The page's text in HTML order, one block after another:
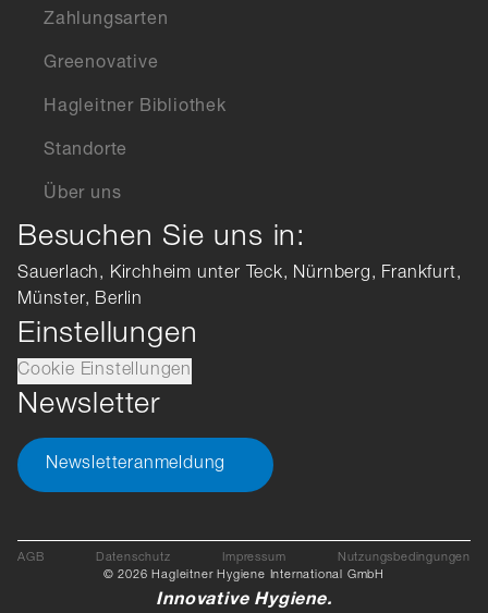
Zahlungsarten
Greenovative
Hagleitner Bibliothek
Standorte
Über uns
Besuchen Sie uns in:
Sauerlach, Kirchheim unter Teck, Nürnberg, Frankfurt,
Münster, Berlin
Einstellungen
Cookie Einstellungen
Newsletter
Newsletteranmeldung
AGB Datenschutz Impressum
Nutzungsbedingungen
© 2026 Hagleitner Hygiene International GmbH
Innovative Hygiene.